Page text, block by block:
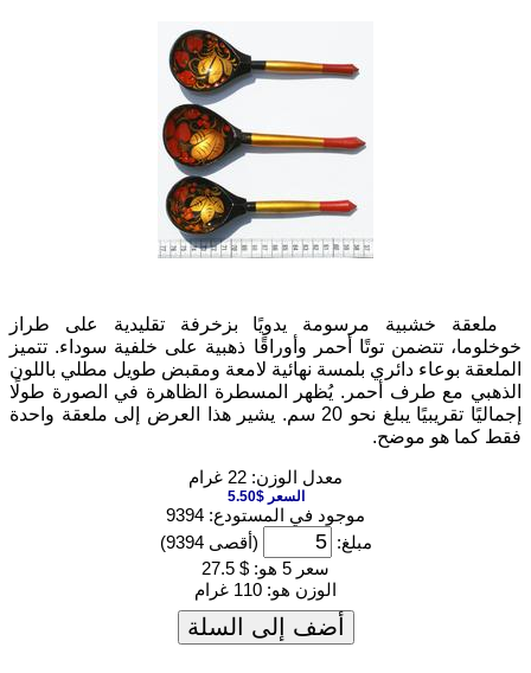
ملعقة خشبية مرسومة يدويًا بزخرفة تقليدية على طراز
تتضمن توتًا أحمر وأوراقًا ذهبية على خلفية سوداء. تتميز
بوعاء دائري بلمسة نهائية لامعة ومقبض طويل مطلي باللون
مع طرف أحمر. يُظهر المسطرة الظاهرة في الصورة طولًا
إجماليًا تقريبيًا يبلغ نحو 20 سم. يشير هذا العرض إلى ملعقة واحدة
كما هو موضح.
معدل الوزن: 22 غرام
السعر $5.50
موجود في المستودع: 9394
مبلغ:
(أقصى 9394)
سعر 5 هو:
$ 27.5
الوزن هو:110 غرام
أضف إلى السلة